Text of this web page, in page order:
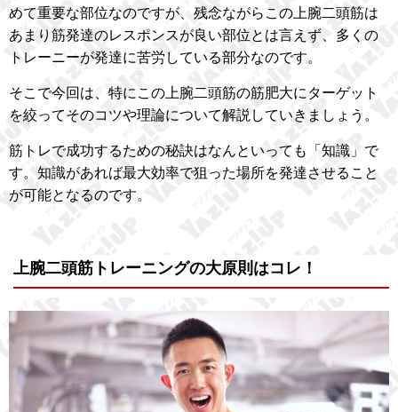
めて重要な部位なのですが、残念ながらこの上腕二頭筋は
あまり筋発達のレスポンスが良い部位とは言えず、多くの
トレーニーが発達に苦労している部分なのです。
そこで今回は、特にこの上腕二頭筋の筋肥大にターゲット
を絞ってそのコツや理論について解説していきましょう。
筋トレで成功するための秘訣はなんといっても「知識」で
す。知識があれば最大効率で狙った場所を発達させること
が可能となるのです。
上腕二頭筋トレーニングの大原則はコレ！